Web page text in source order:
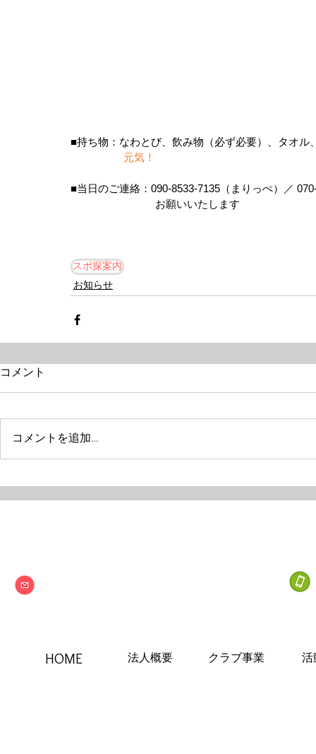
■持ち物：なわとび、飲み物（必ず必要）、タオル
元気！
■当日のご連絡：090-8533-7135（まりっぺ）／
お願いいたします
スポ探案内
お知らせ
コメント
コメントを追加…
HOME 法人概要 クラブ事業 活